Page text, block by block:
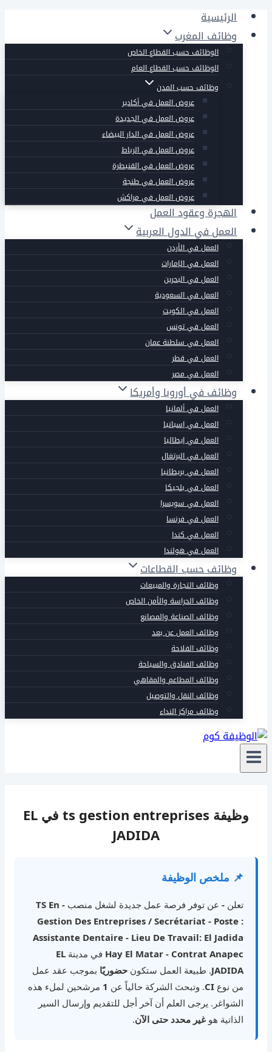
التجاوز
إلى
المحتوى
الرئيسية
وظائف المغرب
الوظائف حسب القطاع الخاص
الوظائف حسب القطاع العام
وظائف حسب المدن
عروض العمل في أكادير
عروض العمل في الجديدة
عروض العمل في الدار البيضاء
عروض العمل في الرباط
عروض العمل في القنيطرة
عروض العمل في طنجة
عروض العمل في مراكش
الهجرة وعقود العمل
العمل في الدول العربية
العمل في الأردن
العمل في الإمارات
العمل في البحرين
العمل في السعودية
العمل في الكويت
العمل في تونس
العمل في سلطنة عمان
العمل في قطر
العمل في مصر
وظائف في أوروبا وأمريكا
العمل في ألمانيا
العمل في إسبانيا
العمل في إيطاليا
العمل في البرتغال
العمل في بريطانيا
العمل في بلجيكا
العمل في سويسرا
العمل في فرنسا
العمل في كندا
العمل في هولندا
وظائف حسب القطاعات
وظائف التجارة والمبيعات
وظائف الحراسة والأمن الخاص
وظائف الصناعة والمصانع
وظائف العمل عن بعد
وظائف الفلاحة
وظائف الفنادق والسياحة
وظائف المطاعم والمقاهي
وظائف النقل والتوصيل
وظائف مراكز النداء
وظيفة ts gestion entreprises في EL
JADIDA
📌 ملخص الوظيفة
تعلن - عن توفر فرصة عمل جديدة لشغل منصب
- TS En
Gestion Des Entreprises / Secrétariat - Poste :
Assistante Dentaire - Lieu De Travail: El Jadida
Hay El Matar - Contrat Anapec في مدينة EL
JADIDA. طبيعة العمل ستكون حضوريًا بموجب عقد عمل
من نوع CI. وتبحث الشركة حالياً عن 1 مرشحين لملء هذه
الشواغر. يرجى العلم أن آخر أجل للتقديم وإرسال السير
الذاتية هو غير محدد حتى الآن.